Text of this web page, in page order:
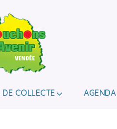
DE COLLECTE AGENDA